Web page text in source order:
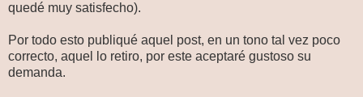
quedé muy satisfecho).
Por todo esto publiqué aquel post, en un tono tal vez poco
correcto, aquel lo retiro, por este aceptaré gustoso su
demanda.